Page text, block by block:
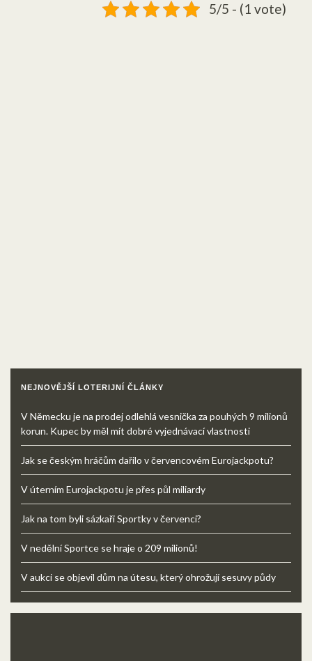
5/5 - (1 vote)
NEJNOVĚJŠÍ LOTERIJNÍ ČLÁNKY
V Německu je na prodej odlehlá vesnička za pouhých 9 milionů
korun. Kupec by měl mít dobré vyjednávací vlastnosti
Jak se českým hráčům dařilo v červencovém Eurojackpotu?
V úterním Eurojackpotu je přes půl miliardy
Jak na tom byli sázkaři Sportky v červenci?
V nedělní Sportce se hraje o 209 milionů!
V aukci se objevil dům na útesu, který ohrožují sesuvy půdy